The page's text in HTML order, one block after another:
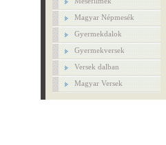
Magyar Népmesék
Gyermekdalok
Gyermekversek
Versek dalban
Magyar Versek